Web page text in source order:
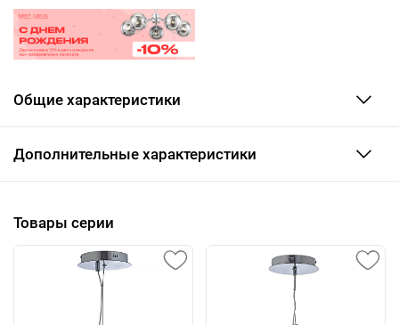
Общие характеристики
Дополнительные характеристики
Товары серии